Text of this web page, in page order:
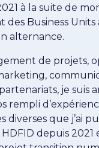
à la suite de
des Business Units
alternance.
de projets,
je suis
rempli
diverses que j’ai
depuis 2021